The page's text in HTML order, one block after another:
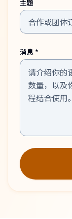
主题
消息 *